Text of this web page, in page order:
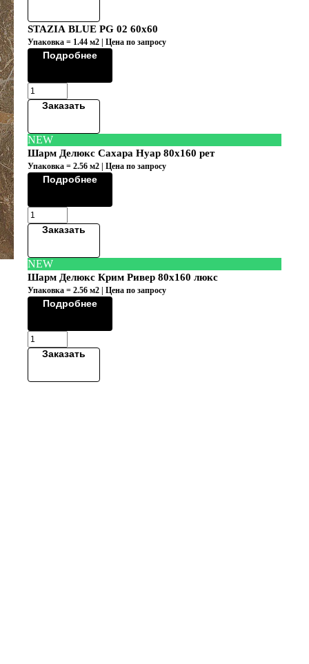
STAZIA BLUE PG 02 60x60
Упаковка = 1.44 м2 | Цена по запросу
Подробнее
Заказать
NEW
Шарм Делюкс Сахара Нуар 80х160 рет
Упаковка = 2.56 м2 | Цена по запросу
Подробнее
Заказать
NEW
Шарм Делюкс Крим Ривер 80х160 люкс
Упаковка = 2.56 м2 | Цена по запросу
Подробнее
Заказать